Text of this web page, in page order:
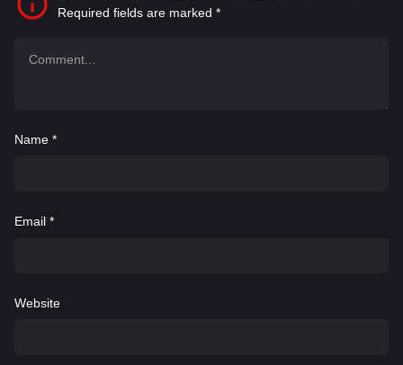
Required fields are marked *
Name *
Email *
Website